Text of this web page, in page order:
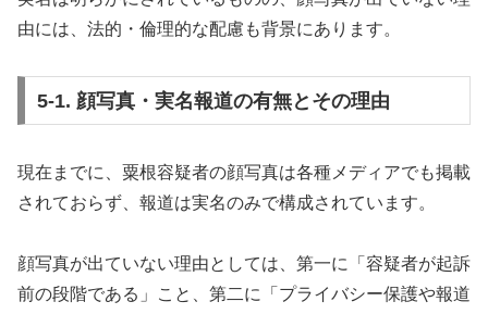
由には、法的・倫理的な配慮も背景にあります。
5-1. 顔写真・実名報道の有無とその理由
現在までに、粟根容疑者の顔写真は各種メディアでも掲載
されておらず、報道は実名のみで構成されています。
顔写真が出ていない理由としては、第一に「容疑者が起訴
前の段階である」こと、第二に「プライバシー保護や報道